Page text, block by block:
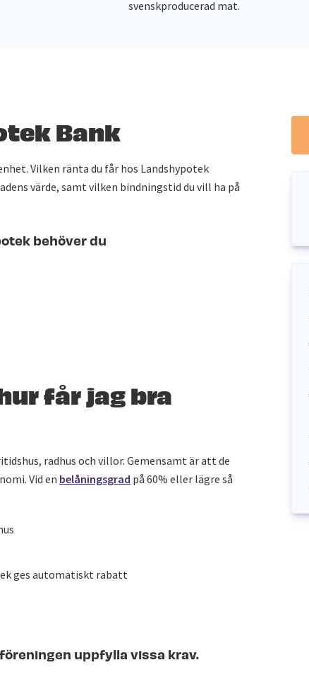
svenskproducerad mat.
Bank
Vilken ränta du får hos Landshypotek
värde, samt vilken bindningstid du vill ha på
behöver du
får jag bra
radhus och villor. Gemensamt är att de
Vid en belåningsgrad på 60% eller lägre så
ges automatiskt rabatt
uppfylla vissa krav.